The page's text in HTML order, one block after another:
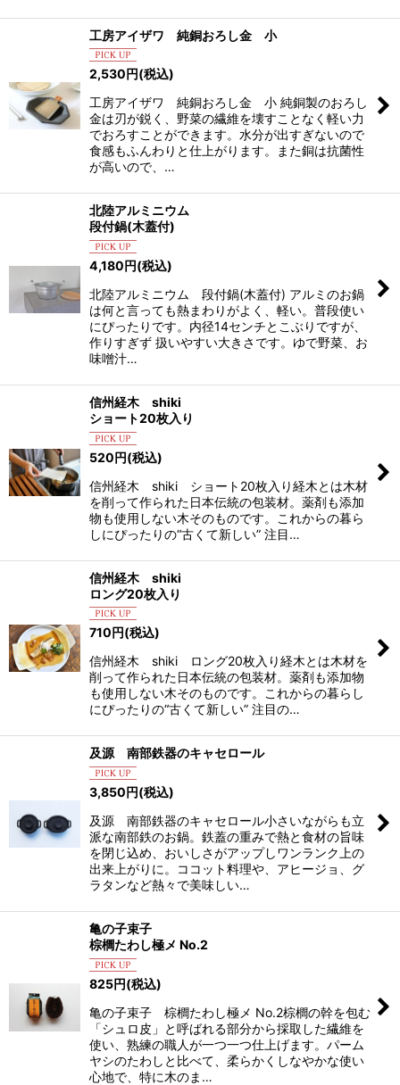
工房アイザワ 純銅おろし金 小
2,530円(税込)
工房アイザワ 純銅おろし金 小 純銅製のおろし
金は刃が鋭く、野菜の繊維を壊すことなく軽い力
でおろすことができます。水分が出すぎないので
食感もふんわりと仕上がります。また銅は抗菌性
が高いので、…
北陸アルミニウム
段付鍋(木蓋付)
4,180円(税込)
北陸アルミニウム 段付鍋(木蓋付) アルミのお鍋
は何と言っても熱まわりがよく、軽い。普段使い
にぴったりです。内径14センチとこぶりですが、
作りすぎず 扱いやすい大きさです。ゆで野菜、お
味噌汁…
信州経木 shiki
ショート20枚入り
520円(税込)
信州経木 shiki ショート20枚入り経木とは木材
を削って作られた日本伝統の包装材。薬剤も添加
物も使用しない木そのものです。これからの暮ら
しにぴったりの“古くて新しい” 注目…
信州経木 shiki
ロング20枚入り
710円(税込)
信州経木 shiki ロング20枚入り経木とは木材を
削って作られた日本伝統の包装材。薬剤も添加物
も使用しない木そのものです。これからの暮らし
にぴったりの“古くて新しい” 注目の…
及源 南部鉄器のキャセロール
3,850円(税込)
及源 南部鉄器のキャセロール小さいながらも立
派な南部鉄のお鍋。鉄蓋の重みで熱と食材の旨味
を閉じ込め、おいしさがアップしワンランク上の
出来上がりに。ココット料理や、アヒージョ、グ
ラタンなど熱々で美味しい…
亀の子束子
棕櫚たわし極メ No.2
825円(税込)
亀の子束子 棕櫚たわし極メ No.2棕櫚の幹を包む
「シュロ皮」と呼ばれる部分から採取した繊維を
使い、熟練の職人が一つ一つ仕上げます。パーム
ヤシのたわしと比べて、柔らかくしなやかな使い
心地で、特に木のま…